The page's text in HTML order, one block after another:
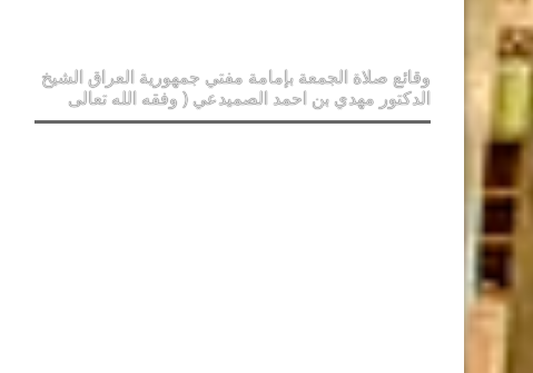
وقائع صلاة الجمعة بإمامة مفتي جمهورية العراق الشيخ
الدكتور مهدي بن احمد الصميدعي ( وفقه الله تعالى